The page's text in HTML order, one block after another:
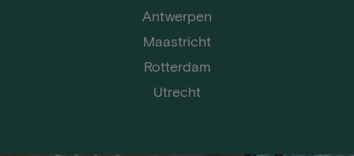
Antwerpen
Maastricht
Rotterdam
Utrecht